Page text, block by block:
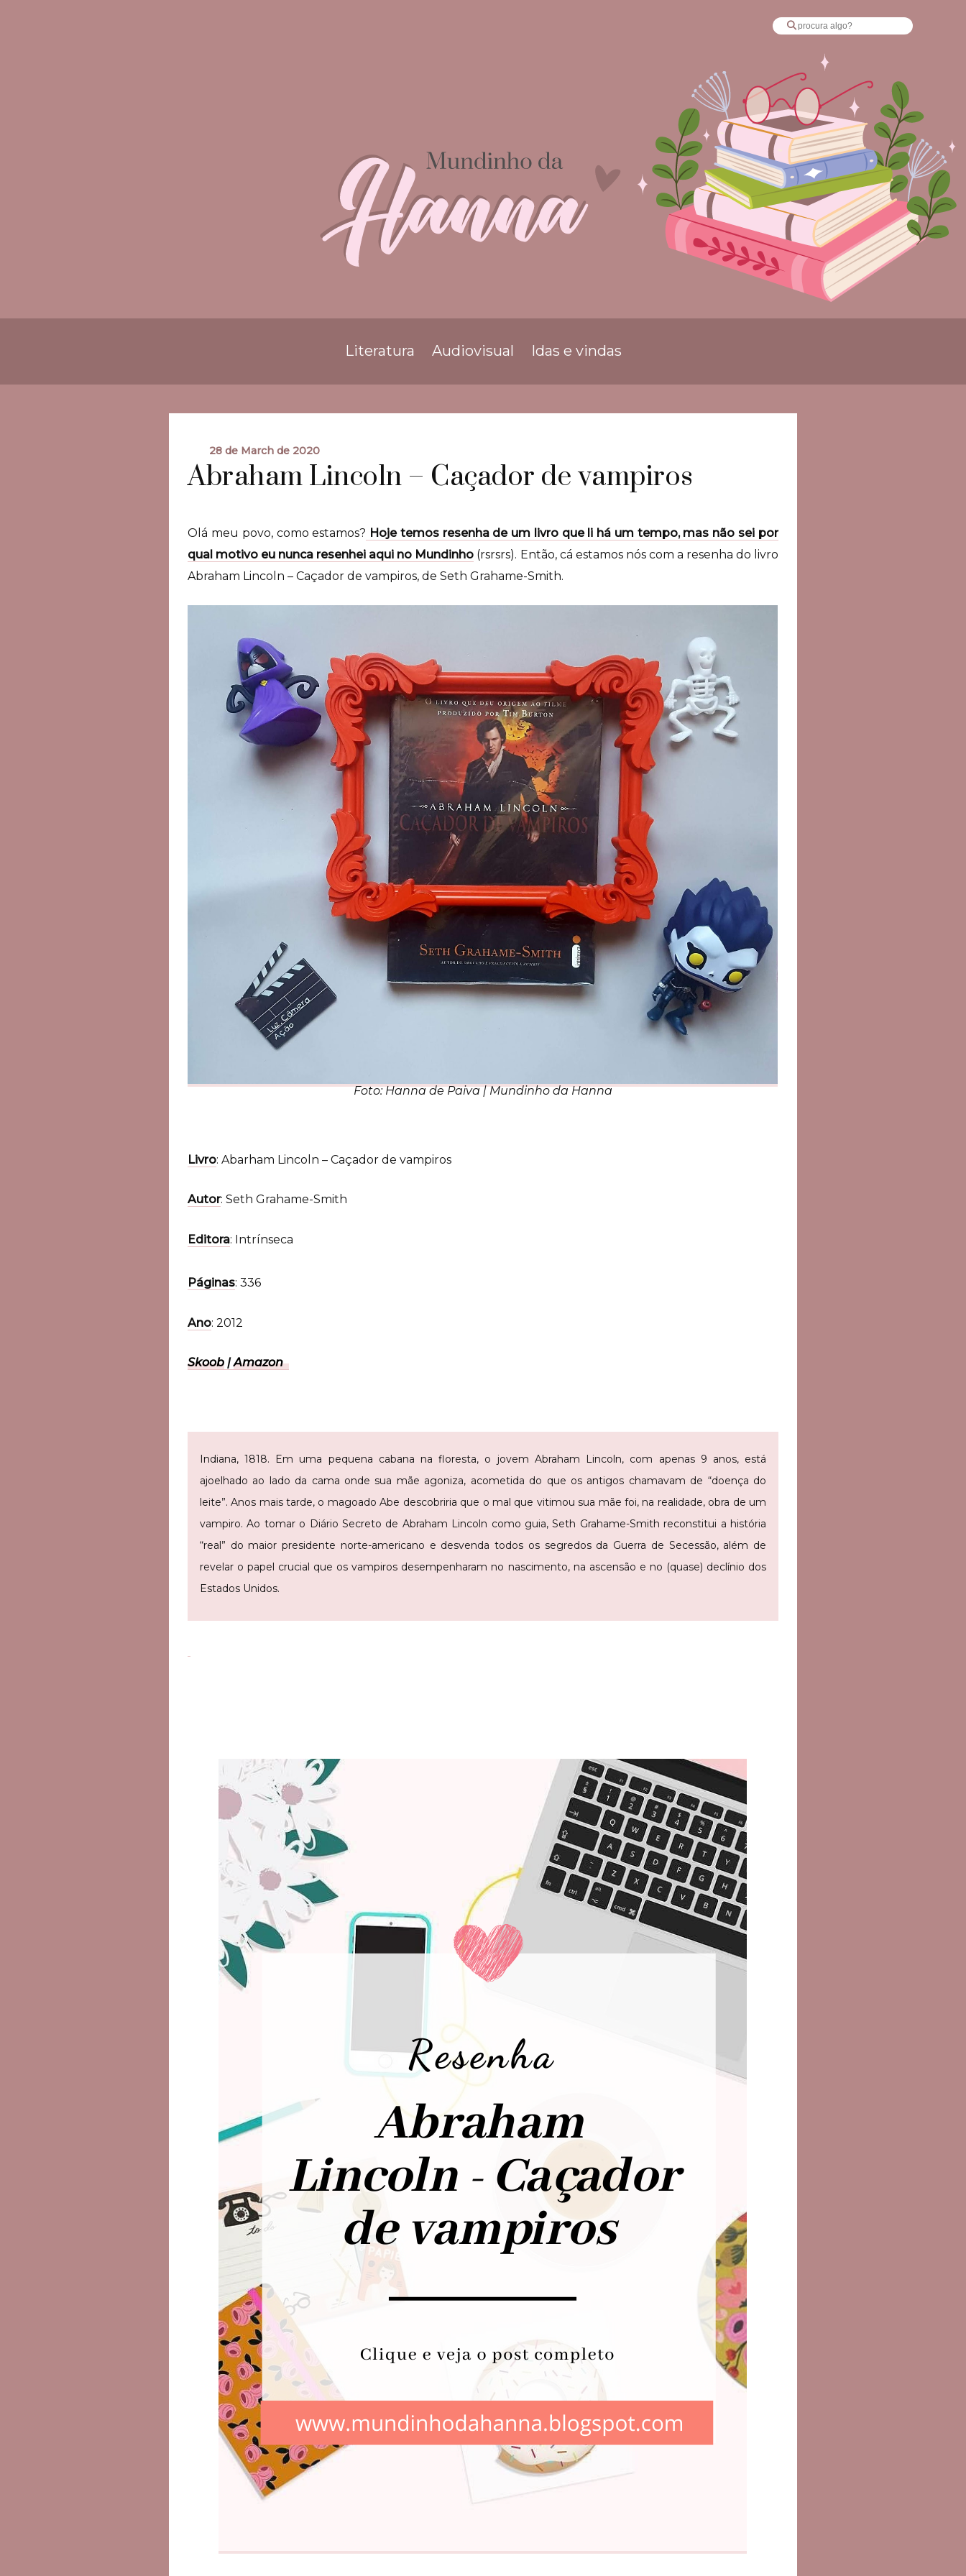
Literatura Audiovisual Idas e vindas
28 de March de 2020
Abraham Lincoln – Caçador de vampiros
Olá meu povo, como estamos? Hoje temos resenha de um livro que li há um tempo, mas não sei por
qual motivo eu nunca resenhei aqui no Mundinho (rsrsrs). Então, cá estamos nós com a resenha do livro
Abraham Lincoln – Caçador de vampiros, de Seth Grahame-Smith.
Foto: Hanna de Paiva | Mundinho da Hanna
Livro: Abarham Lincoln – Caçador de vampiros
Autor: Seth Grahame-Smith
Editora: Intrínseca
Páginas: 336
Ano: 2012
Skoob |Amazon
Indiana, 1818. Em uma pequena cabana na floresta, o jovem Abraham Lincoln, com apenas 9 anos, está
ajoelhado ao lado da cama onde sua mãe agoniza, acometida do que os antigos chamavam de “doença do
leite”. Anos mais tarde, o magoado Abe descobriria que o mal que vitimou sua mãe foi, na realidade, obra de um
vampiro.Ao tomar o Diário Secreto de Abraham Lincoln como guia, Seth Grahame-Smith reconstitui a história
“real” do maior presidente norte-americano e desvenda todos os segredos da Guerra de Secessão, além de
revelar o papel crucial que os vampiros desempenharam no nascimento, na ascensão e no (quase) declínio dos
Estados Unidos.